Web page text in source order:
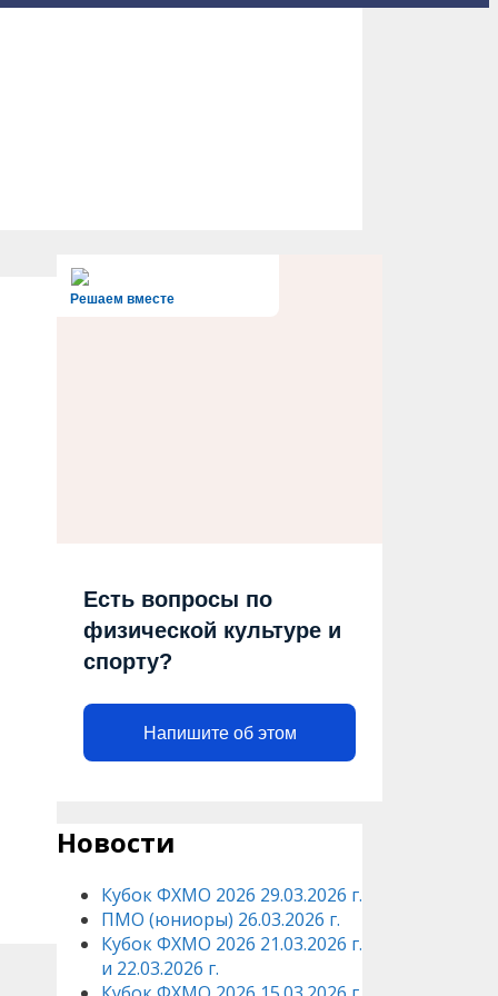
Решаем вместе
Есть вопросы по
физической культуре и
спорту?
Напишите об этом
Новости
Кубок ФХМО 2026 29.03.2026 г.
ПМО (юниоры) 26.03.2026 г.
Кубок ФХМО 2026 21.03.2026 г.
и 22.03.2026 г.